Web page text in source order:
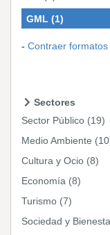
GML (1)
Contraer formatos
Sectores
Sector Público (19)
Medio Ambiente
Cultura y Ocio (8)
Economía (8)
Turismo (7)
Sociedad y